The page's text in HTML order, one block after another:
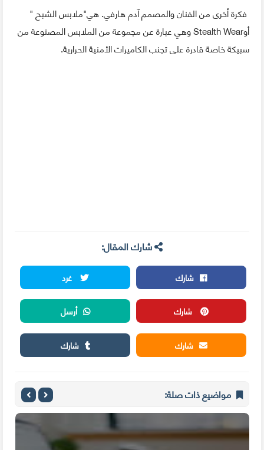
فكرة أخرى من الفنان والمصمم آدم هارفي. هي"ملابس الشبح "
أوStealth Wear وهي عبارة عن مجموعة من الملابس المصنوعة من
سبيكة خاصة قادرة على تجنب الكاميرات الأمنية الحرارية.
شارك المقال:
شارك
غرد
شارك
أرسل
شارك
شارك
مواضيع ذات صلة: